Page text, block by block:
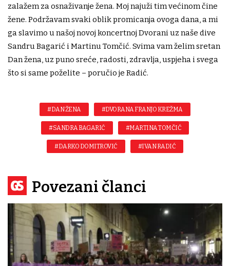
zalažem za osnaživanje žena. Moj najuži tim većinom čine
žene. Podržavam svaki oblik promicanja ovoga dana, a mi
ga slavimo u našoj novoj koncertnoj Dvorani uz naše dive
Sandru Bagarić i Martinu Tomčić. Svima vam želim sretan
Dan žena, uz puno sreće, radosti, zdravlja, uspjeha i svega
što si same poželite – poručio je Radić.
#DAN ŽENA #DVORANA FRANJO KREŽMA
#SANDRA BAGARIĆ #MARTINA TOMČIĆ
#DARKO DOMITROVIĆ #IVAN RADIĆ
Povezani članci